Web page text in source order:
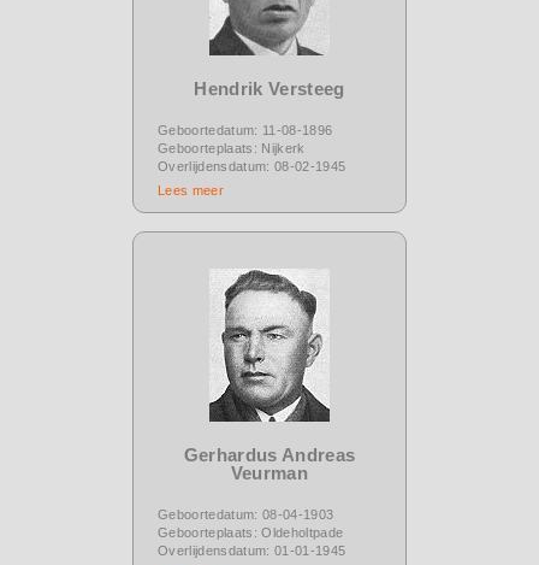
Hendrik Versteeg
Geboortedatum: 11-08-1896
Geboorteplaats: Nijkerk
Overlijdensdatum: 08-02-1945
Lees meer
Gerhardus Andreas
Veurman
Geboortedatum: 08-04-1903
Geboorteplaats: Oldeholtpade
Overlijdensdatum: 01-01-1945